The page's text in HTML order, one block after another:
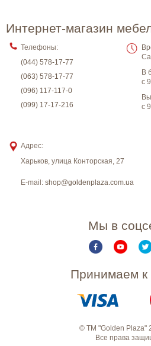
Интернет-магазин
Телефоны:
(044) 578-17-77
(063) 578-17-77
(096) 117-117-0
(099) 17-17-216
В
с
с
Адрес:
Харьков, улица Конторская, 27
E-mail: shop@goldenplaza.com.ua
Мы в
Принимаем к
© ТМ "Golden Plaza"
Все права